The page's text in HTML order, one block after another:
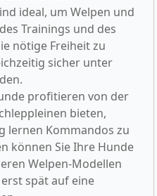
ideal, um Welpen und
Trainings und des
nötige Freiheit zu
sicher unter
profitieren von der
bieten,
lernen Kommandos zu
können Sie Ihre Hunde
Welpen-Modellen
spät auf eine